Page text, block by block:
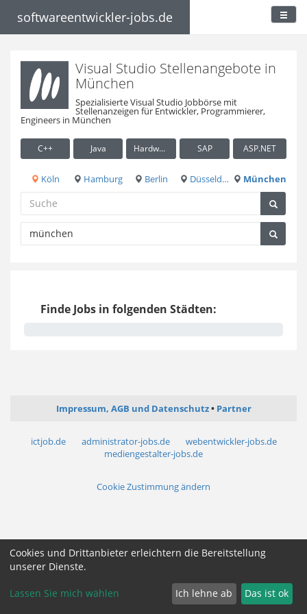
softwareentwickler-jobs.de
Visual Studio Stellenangebote in
München
Spezialisierte Visual Studio Jobbörse mit
Stellenanzeigen für Entwickler, Programmierer,
Engineers in München
C++ Java Hardware / Embedded SAP ASP.NET
Köln Hamburg Berlin Düsseldorf München
Finde Jobs in folgenden Städten:
Impressum, AGB und Datenschutz Partner
ictjob.de administrator-jobs.de
webentwickler-jobs.de
mediengestalter-jobs.de
Cookie Zustimmung ändern
Cookies und Drittanbieter erleichtern die Bereitstellung
unserer Dienste.
Lassen Sie mich wählen Ich lehne ab Das ist ok